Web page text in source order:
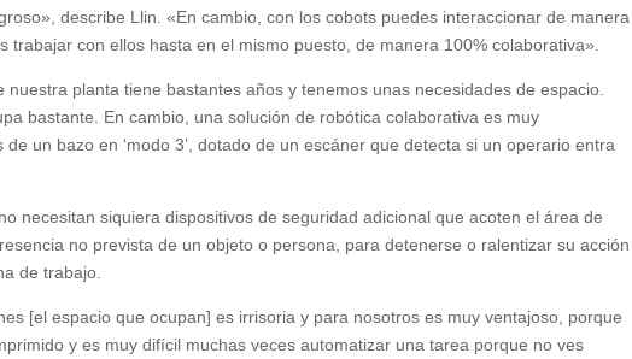
describe Llin. «En cambio, con los cobots puedes interaccionar de manera
trabajar con ellos hasta en el mismo puesto, de manera 100% colaborativa».
planta tiene bastantes años y tenemos unas necesidades de espacio.
bastante. En cambio, una solución de robótica colaborativa es muy
un bazo en ‘modo 3’, dotado de un escáner que detecta si un operario entra
necesitan siquiera dispositivos de seguridad adicional que acoten el área de
no prevista de un objeto o persona, para detenerse o ralentizar su acción
de trabajo.
[el espacio que ocupan] es irrisoria y para nosotros es muy ventajoso, porque
y es muy difícil muchas veces automatizar una tarea porque no ves